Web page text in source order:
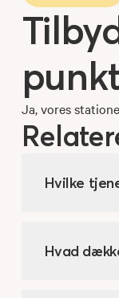
Ja, vores
Hvilke
Hvad